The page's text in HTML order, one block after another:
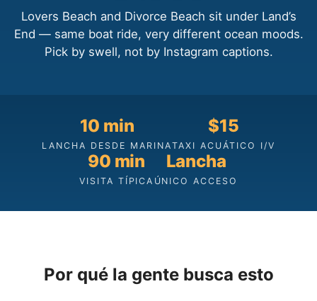
Lovers Beach and Divorce Beach sit under Land’s
End — same boat ride, very different ocean moods.
Pick by swell, not by Instagram captions.
10 min
LANCHA DESDE MARINA
$15
TAXI ACUÁTICO I/V
90 min
VISITA TÍPICA
Lancha
ÚNICO ACCESO
Por qué la gente busca esto